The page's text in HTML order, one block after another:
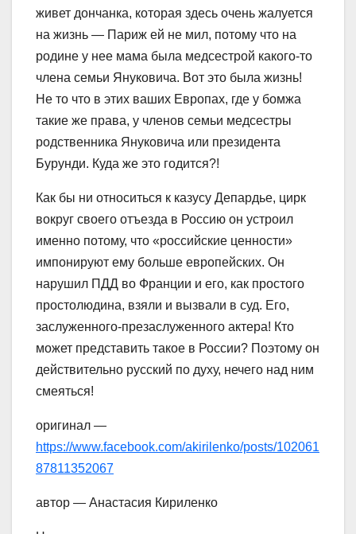
живет дончанка, которая здесь очень жалуется
на жизнь — Париж ей не мил, потому что на
родине у нее мама была медсестрой какого-то
члена семьи Януковича. Вот это была жизнь!
Не то что в этих ваших Европах, где у бомжа
такие же права, у членов семьи медсестры
родственника Януковича или президента
Бурунди. Куда же это годится?!
Как бы ни относиться к казусу Депардье, цирк
вокруг своего отъезда в Россию он устроил
именно потому, что «российские ценности»
импонируют ему больше европейских. Он
нарушил ПДД во Франции и его, как простого
простолюдина, взяли и вызвали в суд. Его,
заслуженного-презаслуженного актера! Кто
может представить такое в России? Поэтому он
действительно русский по духу, нечего над ним
смеяться!
оригинал —
https://www.facebook.com/akirilenko/posts/102061
87811352067
автор — Анастасия Кириленко